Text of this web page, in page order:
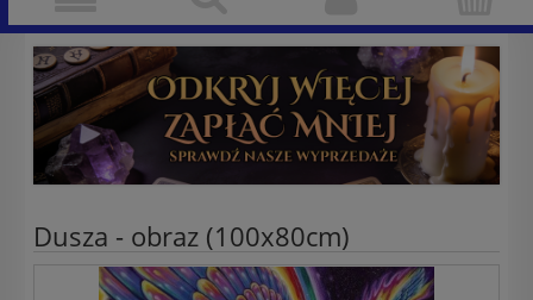
Dusza - obraz (100x80cm)